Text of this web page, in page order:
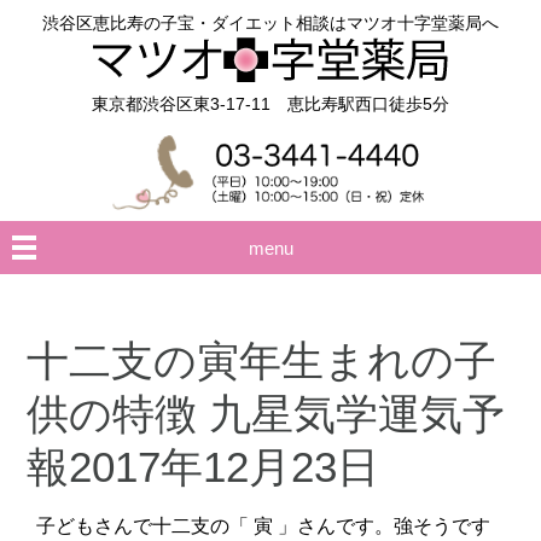
渋谷区恵比寿の子宝・ダイエット相談はマツオ十字堂薬局へ
東京都渋谷区東3-17-11 恵比寿駅西口徒歩5分
menu
十二支の寅年生まれの子
供の特徴 九星気学運気予
報2017年12月23日
子どもさんで十二支の「 寅 」さんです。強そうです